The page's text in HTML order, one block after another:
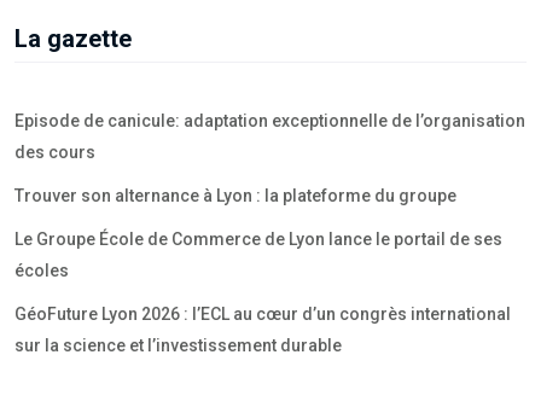
La gazette
Episode de canicule: adaptation exceptionnelle de l’organisation
des cours
Trouver son alternance à Lyon : la plateforme du groupe
Le Groupe École de Commerce de Lyon lance le portail de ses
écoles
GéoFuture Lyon 2026 : l’ECL au cœur d’un congrès international
sur la science et l’investissement durable